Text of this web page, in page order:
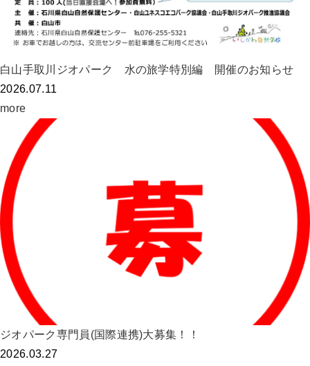
白山手取川ジオパーク 水の旅学特別編 開催のお知らせ
2026.07.11
more
ジオパーク専門員(国際連携)大募集！！
2026.03.27